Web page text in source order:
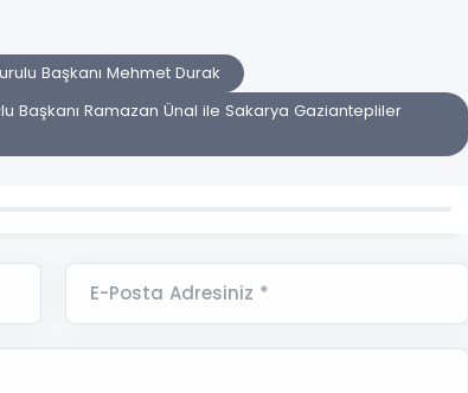
Başkanı Mehmet Durak
Başkanı Ramazan Ünal ile Sakarya Gaziantepliler
E-Posta Adresiniz *